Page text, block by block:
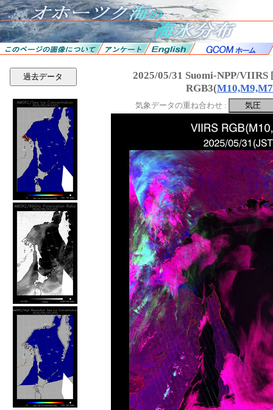
過去データ
2025/05/31 Suomi-NPP/
RGB3(M10,M9,M7
気象データの重ね合わせ :